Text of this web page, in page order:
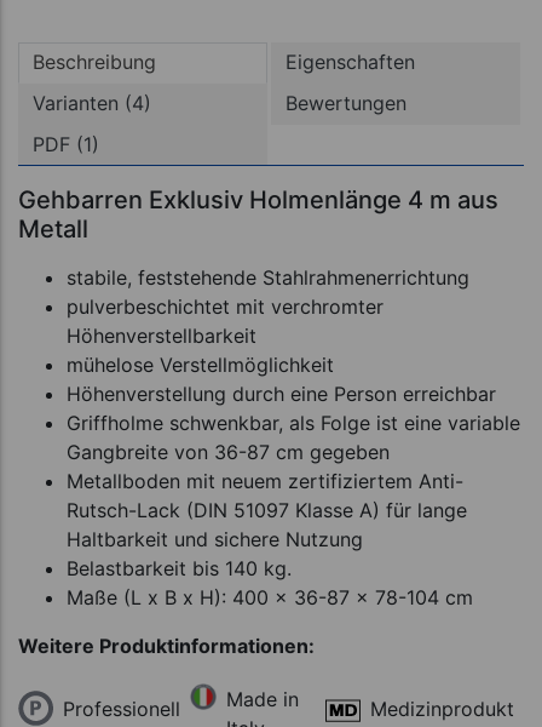
Beschreibung
Eigenschaften
Varianten (4)
Bewertungen
PDF (1)
Gehbarren Exklusiv Holmenlänge 4 m aus
Metall
stabile, feststehende Stahlrahmenerrichtung
pulverbeschichtet mit verchromter
Höhenverstellbarkeit
mühelose Verstellmöglichkeit
Höhenverstellung durch eine Person erreichbar
Griffholme schwenkbar, als Folge ist eine variable
Gangbreite von 36-87 cm gegeben
Metallboden mit neuem zertifiziertem Anti-
Rutsch-Lack (DIN 51097 Klasse A) für lange
Haltbarkeit und sichere Nutzung
Belastbarkeit bis 140 kg.
Maße (L x B x H): 400 x 36-87 x 78-104 cm
Weitere Produktinformationen:
Professionell
Made in
Medizinprodukt